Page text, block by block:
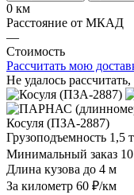
0 км
Расстояние от МКАД
—
Стоимость
Рассчитать мою
Не удалось
Косуля (ПЗА-2887)
Грузоподъемность 1,5
Минимальный заказ
Длина кузова до 4 м
За километр 60 ₽/км